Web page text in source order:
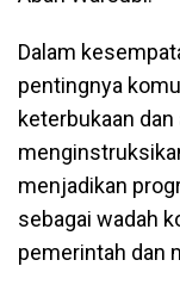
Dalam
pentingnya
keterbukaan
menjadikan
sebagai wadah
pemerintah dan